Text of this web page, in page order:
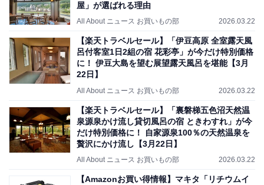
屋」が選ばれる理由
All About ニュース お買いもの部 2026.03.22
【楽天トラベルセール】「伊豆高原 全室露天風
呂付客室1日2組の宿 花彩亭」が今だけ特別価格
に！ 伊豆大島を望む展望露天風呂を堪能【3月
22日】
All About ニュース お買いもの部 2026.03.22
【楽天トラベルセール】「裏磐梯五色沼天然温
泉源泉かけ流し貸切風呂の宿 ときわすれ」が今
だけ特別価格に！ 自家源泉100％の天然温泉を
贅沢にかけ流し【3月22日】
All About ニュース お買いもの部 2026.03.22
【Amazonお買い得情報】マキタ「リチウムイ